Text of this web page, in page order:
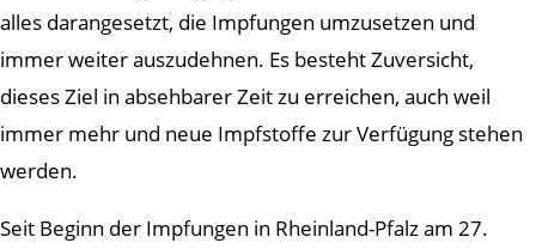
alles darangesetzt, die Impfungen umzusetzen und
immer weiter auszudehnen. Es besteht Zuversicht,
dieses Ziel in absehbarer Zeit zu erreichen, auch weil
immer mehr und neue Impfstoffe zur Verfügung stehen
werden.
Seit Beginn der Impfungen in Rheinland-Pfalz am 27.